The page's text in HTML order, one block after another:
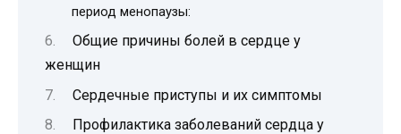
период менопаузы:
Общие причины болей в сердце у
женщин
Сердечные приступы и их симптомы
Профилактика заболеваний сердца у